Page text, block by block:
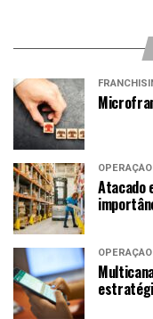
OPERAÇÃO
Atacado
OPERAÇÃO